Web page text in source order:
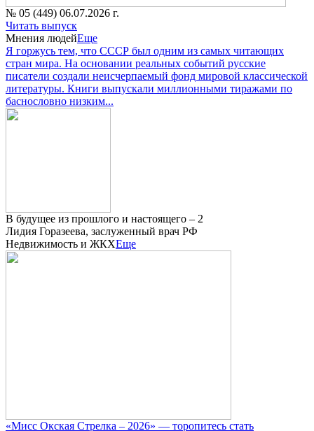
№ 05 (449) 06.07.2026 г.
Читать выпуск
Мнения людейЕще
Я горжусь тем, что СССР был одним из самых читающих
стран мира. На основании реальных событий русские
писатели создали неисчерпаемый фонд мировой классической
литературы. Книги выпускали миллионными тиражами по
баснословно низким...
В будущее из прошлого и настоящего – 2
Лидия Горазеева, заслуженный врач РФ
Недвижимость и ЖКХЕще
«Мисс Окская Стрелка – 2026» — торопитесь стать